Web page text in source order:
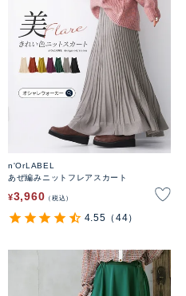
n'OrLABEL
あぜ編みニットフレアスカート
¥3,960 税込
4.55 （44）